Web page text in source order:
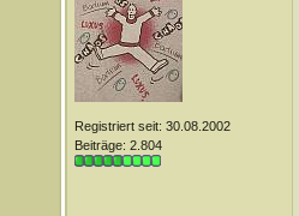
Registriert seit: 30.08.2002
Beiträge: 2.804